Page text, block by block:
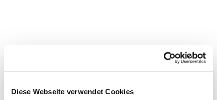
Diese Webseite verwendet Cookies